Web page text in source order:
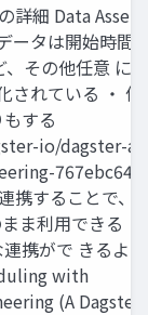
詳細 Data Asset
ータは開始時間
その他任意 に
されている ・ 値
する
io/dagster-
することで、
ま利用できる
携がで きるよ
with
(A Dagster